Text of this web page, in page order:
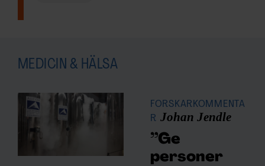
MEDICIN & HÄLSA
FORSKARKOMMENTA
R Johan Jendle
”Ge
personer